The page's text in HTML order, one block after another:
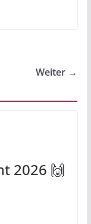
Weiter →
2026 🙌